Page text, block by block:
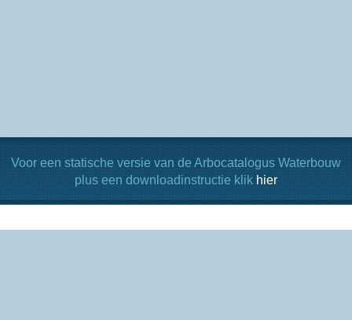
Voor een statische versie van de Arbocatalogus Waterbouw
plus een downloadinstructie klik hier